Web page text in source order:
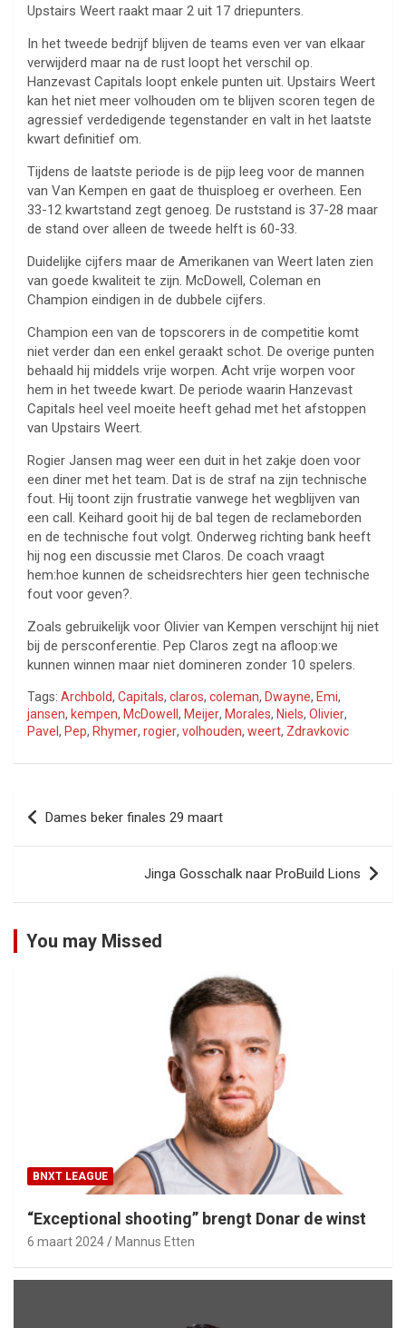
Upstairs Weert raakt maar 2 uit 17 driepunters.
In het tweede bedrijf blijven de teams even ver van elkaar
verwijderd maar na de rust loopt het verschil op.
Hanzevast Capitals loopt enkele punten uit. Upstairs Weert
kan het niet meer volhouden om te blijven scoren tegen de
agressief verdedigende tegenstander en valt in het laatste
kwart definitief om.
Tijdens de laatste periode is de pijp leeg voor de mannen
van Van Kempen en gaat de thuisploeg er overheen. Een
33-12 kwartstand zegt genoeg. De ruststand is 37-28 maar
de stand over alleen de tweede helft is 60-33.
Duidelijke cijfers maar de Amerikanen van Weert laten zien
van goede kwaliteit te zijn. McDowell, Coleman en
Champion eindigen in de dubbele cijfers.
Champion een van de topscorers in de competitie komt
niet verder dan een enkel geraakt schot. De overige punten
behaald hij middels vrije worpen. Acht vrije worpen voor
hem in het tweede kwart. De periode waarin Hanzevast
Capitals heel veel moeite heeft gehad met het afstoppen
van Upstairs Weert.
Rogier Jansen mag weer een duit in het zakje doen voor
een diner met het team. Dat is de straf na zijn technische
fout. Hij toont zijn frustratie vanwege het wegblijven van
een call. Keihard gooit hij de bal tegen de reclameborden
en de technische fout volgt. Onderweg richting bank heeft
hij nog een discussie met Claros. De coach vraagt
hem:hoe kunnen de scheidsrechters hier geen technische
fout voor geven?.
Zoals gebruikelijk voor Olivier van Kempen verschijnt hij niet
bij de persconferentie. Pep Claros zegt na afloop:we
kunnen winnen maar niet domineren zonder 10 spelers.
Tags: Archbold, Capitals, claros, coleman, Dwayne, Emi,
jansen, kempen, McDowell , Meijer, Morales, Niels, Olivier,
Pavel , Pep, Rhymer, rogier, volhouden, weert, Zdravkovic
Bericht
navigatie
Dames beker finales 29 maart
Jinga Gosschalk naar ProBuild Lions
You may Missed
BNXT LEAGUE
“Exceptional shooting” brengt Donar de winst
6 maart 2024 Mannus Etten